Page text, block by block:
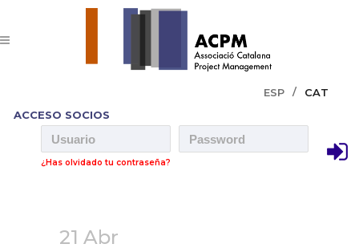
ESP
CAT
ACCESO SOCIOS
¿Has olvidado tu contraseña?
21 Abr